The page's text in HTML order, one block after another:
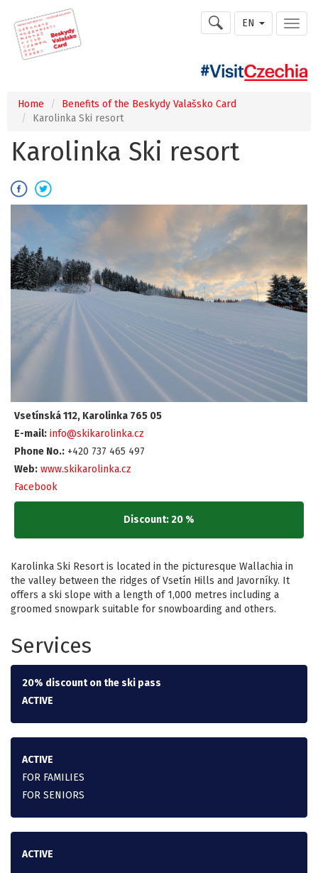
EN
Home
Benefits of the Beskydy Valašsko Card
Karolinka Ski resort
Karolinka Ski resort
Vsetínská 112, Karolinka 765 05
E-mail: info@skikarolinka.cz
Phone No.: +420 737 465 497
Web: www.skikarolinka.cz
Facebook
Discount: 20 %
Karolinka Ski Resort is located in the picturesque Wallachia in
the valley between the ridges of Vsetín Hills and Javorníky. It
offers a ski slope with a length of 1,000 metres including a
groomed snowpark suitable for snowboarding and others.
Services
20% discount on the ski pass
ACTIVE
ACTIVE
FOR FAMILIES
FOR SENIORS
ACTIVE